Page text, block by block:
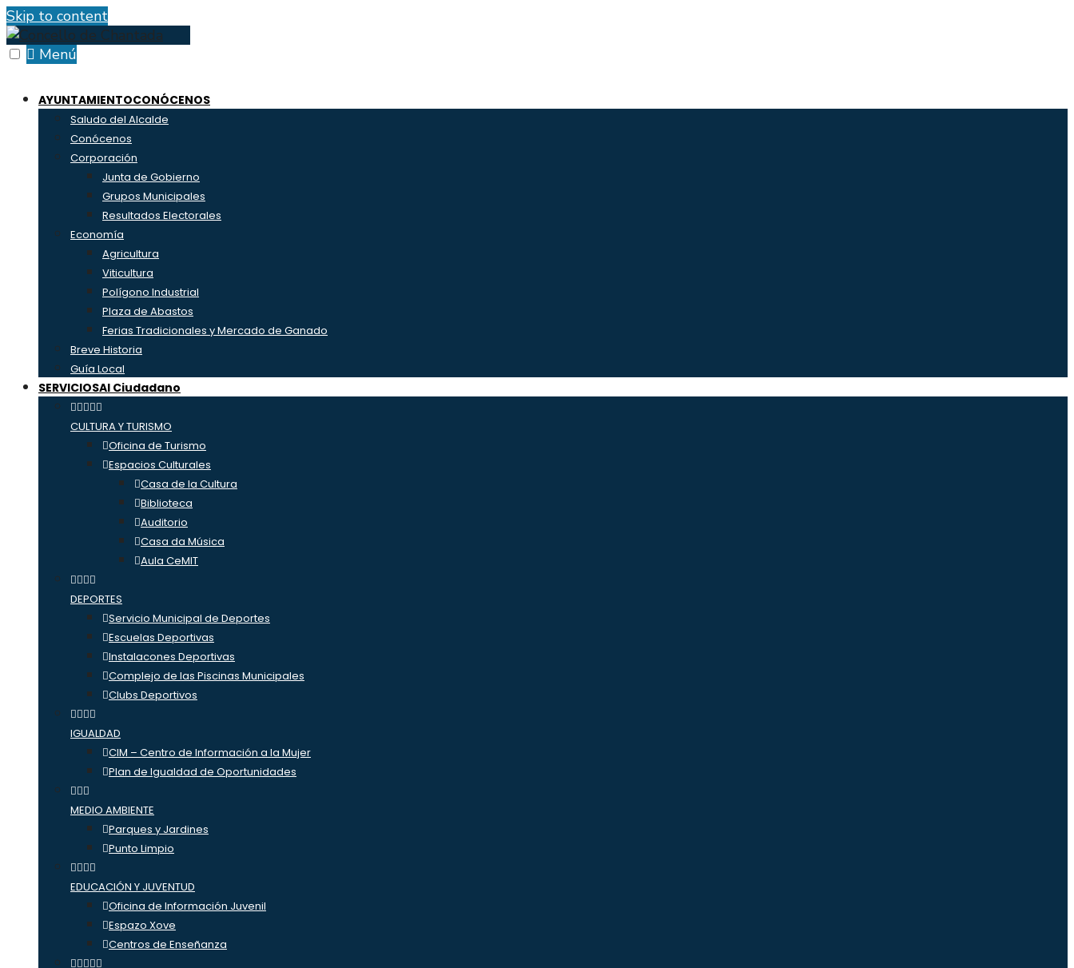
Skip to content
Menú
AYUNTAMIENTOCONÓCENOS
Saludo del Alcalde
Conócenos
Corporación
Junta de Gobierno
Grupos Municipales
Resultados Electorales
Economía
Agricultura
Viticultura
Polígono Industrial
Plaza de Abastos
Ferias Tradicionales y Mercado de Ganado
Breve Historia
Guía Local
SERVICIOSAl Ciudadano
CULTURA Y TURISMO
Oficina de Turismo
Espacios Culturales
Casa de la Cultura
Biblioteca
Auditorio
Casa da Música
Aula CeMIT
DEPORTES
Servicio Municipal de Deportes
Escuelas Deportivas
Instalacones Deportivas
Complejo de las Piscinas Municipales
Clubs Deportivos
IGUALDAD
CIM – Centro de Información a la Mujer
Plan de Igualdad de Oportunidades
MEDIO AMBIENTE
Parques y Jardines
Punto Limpio
EDUCACIÓN Y JUVENTUD
Oficina de Información Juvenil
Espazo Xove
Centros de Enseñanza